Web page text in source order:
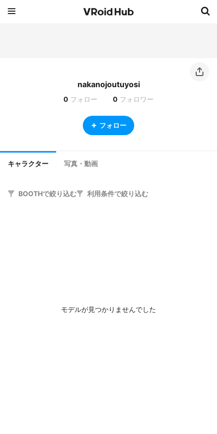
nakanojoutuyosi
0 フォロー 0 フォロワー
フォロー
キャラクター 写真・動画
BOOTHで絞り込む 利用条件で絞り込む
モデルが見つかりませんでした